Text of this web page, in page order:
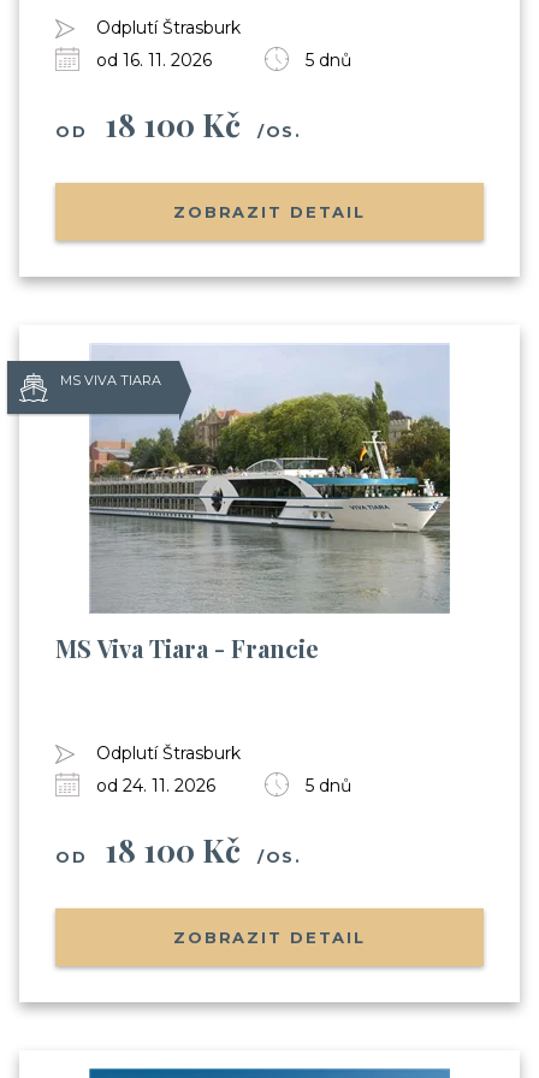
Odplutí Štrasburk
od 16. 11. 2026
5 dnů
OD 18 100 Kč /OS.
ZOBRAZIT DETAIL
MS VIVA TIARA
MS Viva Tiara - Francie
Odplutí Štrasburk
od 24. 11. 2026
5 dnů
OD 18 100 Kč /OS.
ZOBRAZIT DETAIL
zpracováním osobních údajů